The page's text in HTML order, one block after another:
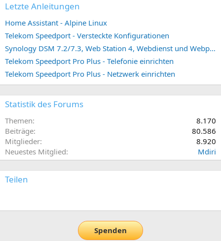
Letzte Anleitungen
Home Assistant - Alpine Linux
Telekom Speedport - Versteckte Konfigurationen
Synology DSM 7.2/7.3, Web Station 4, Webdienst und Webportal erstellen (ehemals vHost)
Telekom Speedport Pro Plus - Telefonie einrichten
Telekom Speedport Pro Plus - Netzwerk einrichten
Statistik des Forums
Themen
8.170
Beiträge
80.586
Mitglieder
8.920
Neuestes Mitglied
Mdiri
Teilen
Spenden